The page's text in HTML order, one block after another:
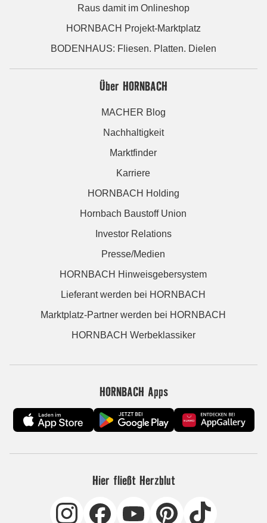
Raus damit im Onlineshop
HORNBACH Projekt-Marktplatz
BODENHAUS: Fliesen. Platten. Dielen
Über HORNBACH
MACHER Blog
Nachhaltigkeit
Marktfinder
Karriere
HORNBACH Holding
Hornbach Baustoff Union
Investor Relations
Presse/Medien
HORNBACH Hinweisgebersystem
Lieferant werden bei HORNBACH
Marktplatz-Partner werden bei HORNBACH
HORNBACH Werbeklassiker
HORNBACH Apps
Hier fließt Herzblut